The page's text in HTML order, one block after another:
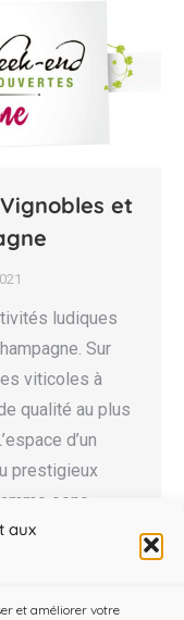
aux
et améliorer votre
et
ludiques
Sur
viticoles à
qualité au plus
d’un
prestigieux
oeno-